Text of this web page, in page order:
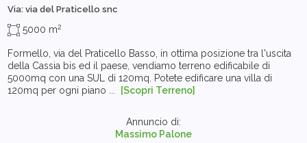
Via: via del Praticello snc
5000 m2
Formello, via del Praticello Basso, in ottima posizione tra l'uscita
della Cassia bis ed il paese, vendiamo terreno edificabile di
5000mq con una SUL di 120mq. Potete edificare una villa di
120mq per ogni piano ...
[Scopri Terreno]
Annuncio di:
Massimo Palone